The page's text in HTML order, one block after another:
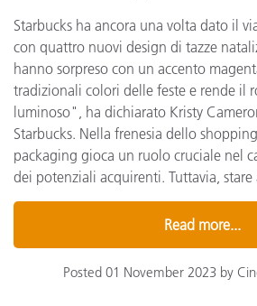
Starbucks ha ancora una volta dato il
con quattro nuovi design di tazze
hanno sorpreso con un accento
tradizionali colori delle feste e rende il
luminoso", ha dichiarato Kristy
Starbucks. Nella frenesia dello
packaging gioca un ruolo cruciale nel
dei potenziali acquirenti. Tuttavia, stare
Read more...
Posted 01 November 2023 by